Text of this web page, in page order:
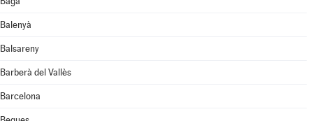
Balenyà
Balsareny
Barberà del Vallès
Barcelona